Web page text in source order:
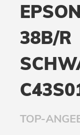
38B/R
TOP-